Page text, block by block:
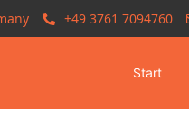
+49 3761 7094760
Start